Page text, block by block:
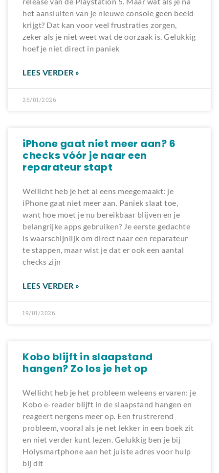
het aansluiten van je nieuwe console geen beeld
krijgt? Dat kan voor veel frustraties zorgen,
zeker als je niet weet wat de oorzaak is. Gelukkig
hoef je niet direct in paniek
LEES VERDER »
26/01/2026
iPhone gaat niet meer aan? 6
checks vóór je naar een
reparateur stapt
Wellicht heb je het al eens meegemaakt: je
iPhone gaat niet meer aan. Paniek slaat toe,
want hoe moet je nu bereikbaar blijven en je
belangrijke apps gebruiken? Je eerste gedachte
is waarschijnlijk om direct naar een reparateur
te stappen, maar wist je dat er ook een aantal
checks zijn
LEES VERDER »
19/01/2026
Kobo blijft in slaapstand
hangen? Zo los je het op
Wellicht heb je het probleem weleens ervaren: je
Kobo e-reader blijft in de slaapstand hangen en
reageert nergens meer op. Een frustrerend
probleem, vooral als je net lekker in een boek zit
en niet verder kunt lezen. Gelukkig ben je bij
Holysmartphone aan het juiste adres voor hulp
bij dit